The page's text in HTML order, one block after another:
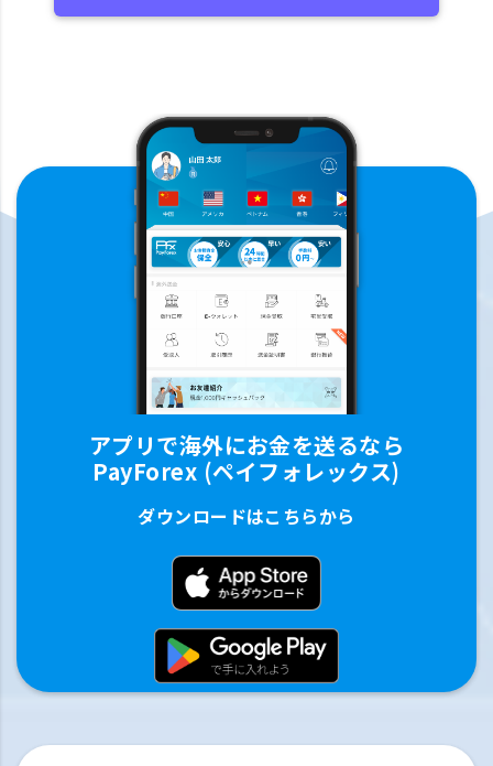
アプリで海外にお金を送るなら
PayForex (ペイフォレックス)
ダウンロードはこちらから